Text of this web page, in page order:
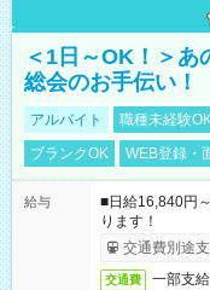
＜1日～OK！＞あ
総会のお手伝い！
アルバイト 職種未経験
ブランクOK
WEB登録・
給与
■日給16,840円
ります！
交通費別途
交通費 一部支給